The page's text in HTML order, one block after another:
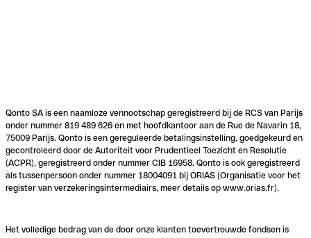
Qonto SA is een naamloze vennootschap geregistreerd bij de RCS van Parijs
onder nummer 819 489 626 en met hoofdkantoor aan de Rue de Navarin 18,
75009 Parijs. Qonto is een gereguleerde betalingsinstelling, goedgekeurd en
gecontroleerd door de Autoriteit voor Prudentieel Toezicht en Resolutie
(ACPR), geregistreerd onder nummer CIB 16958. Qonto is ook geregistreerd
als tussenpersoon onder nummer 18004091 bij ORIAS (Organisatie voor het
register van verzekeringsintermediairs, meer details op www.orias.fr).
Het volledige bedrag van de door onze klanten toevertrouwde fondsen is